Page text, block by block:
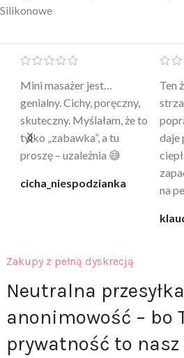
Silikonowe
Mini masażer jest…
genialny. Cichy, poręczny,
skuteczny. Myślałam, że to
tylko „zabawka”, a tu
proszę – uzależnia 😅
cicha_niespodzianka
Ten
daje
na
Zakupy z pełną dyskrecją
Neutralna
anonimowość – bo
prywatność to